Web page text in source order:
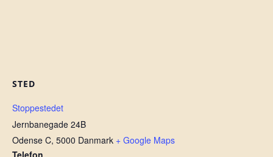
STED
Stoppestedet
Jernbanegade 24B
Odense C, 5000 Danmark + Google Maps